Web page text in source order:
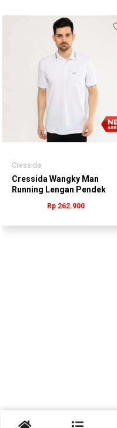
Cressida
Cressida Wangky Man
Running Lengan Pendek
PMWCS.BR002P
Rp 262.900